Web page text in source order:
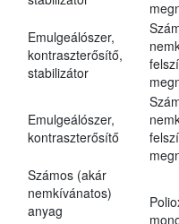
Emulgeálószer,
kontraszterősítő,
stabilizátor
Emulgeálószer,
kontraszterősítő
Számos (akár
nemkívánatos)
anyag